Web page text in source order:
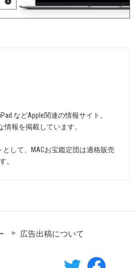
などApple関連の情報サイト。
情報を掲載しています。
として、MACお宝鑑定団は適格販売
。
広告出稿について